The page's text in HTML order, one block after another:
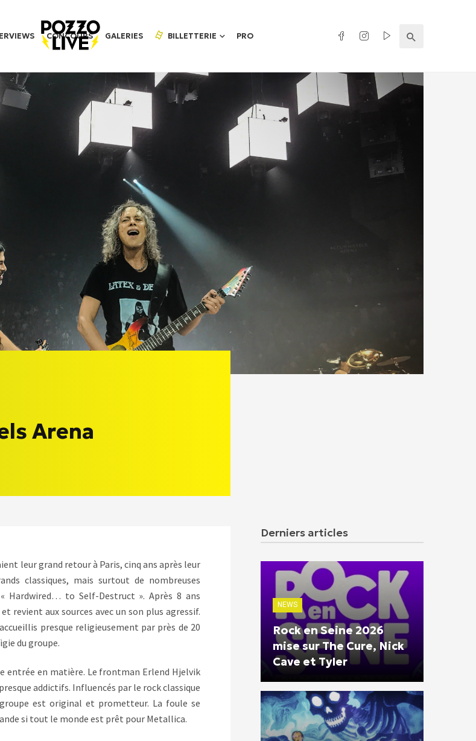
CONCOURS GALERIES BILLETTERIE PRO
Arena
leur grand retour à Paris, cinq ans après leur
classiques, mais surtout de nombreuses
Hardwired… to Self-Destruct ». Après 8 ans
revient aux sources avec un son plus agressif.
presque religieusement par près de 20
du groupe.
entrée en matière. Le frontman Erlend Hjelvik
addictifs. Influencés par le rock classique
est original et prometteur. La foule se
si tout le monde est prêt pour Metallica.
Derniers articles
NEWS
Rock en Seine 2026
mise sur The Cure, Nick
Cave et Tyler